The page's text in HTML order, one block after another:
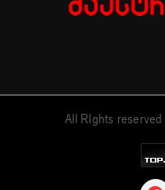
All RIghts